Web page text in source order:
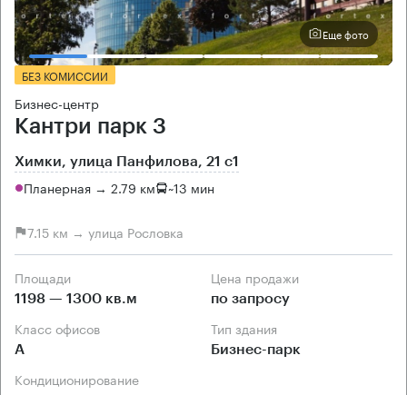
Еще фото
БЕЗ КОМИССИИ
Бизнес-центр
Кантри парк 3
Химки, улица Панфилова, 21 с1
Планерная → 2.79 км ~13 мин
7.15 км → улица Рословка
Площади
1198 — 1300 кв.м
Цена продажи
по запросу
Класс офисов
А
Тип здания
Бизнес-парк
Кондиционирование